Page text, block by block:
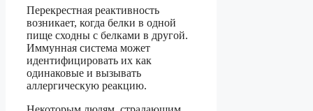
Перекрестная реактивность
возникает, когда белки в одной
пище сходны с белками в другой.
Иммунная система может
идентифицировать их как
одинаковые и вызывать
аллергическую реакцию.